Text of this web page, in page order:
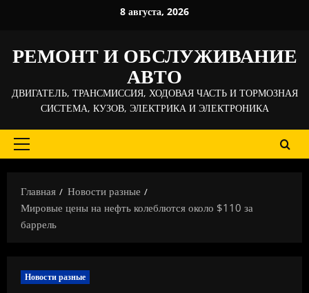
8 августа, 2026
РЕМОНТ И ОБСЛУЖИВАНИЕ
АВТО
ДВИГАТЕЛЬ, ТРАНСМИССИЯ, ХОДОВАЯ ЧАСТЬ И ТОРМОЗНАЯ
СИСТЕМА, КУЗОВ, ЭЛЕКТРИКА И ЭЛЕКТРОНИКА
Основное
Главная
Новости разные
Мировые цены на нефть колеблются около $110 за
баррель
Новости разные